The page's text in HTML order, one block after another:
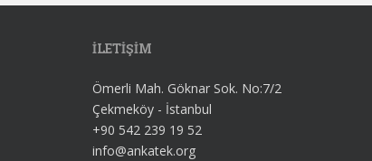
İLETİŞİM
Ömerli Mah. Göknar Sok. No:7/2
Çekmeköy - İstanbul
+90 542 239 19 52
info@ankatek.org